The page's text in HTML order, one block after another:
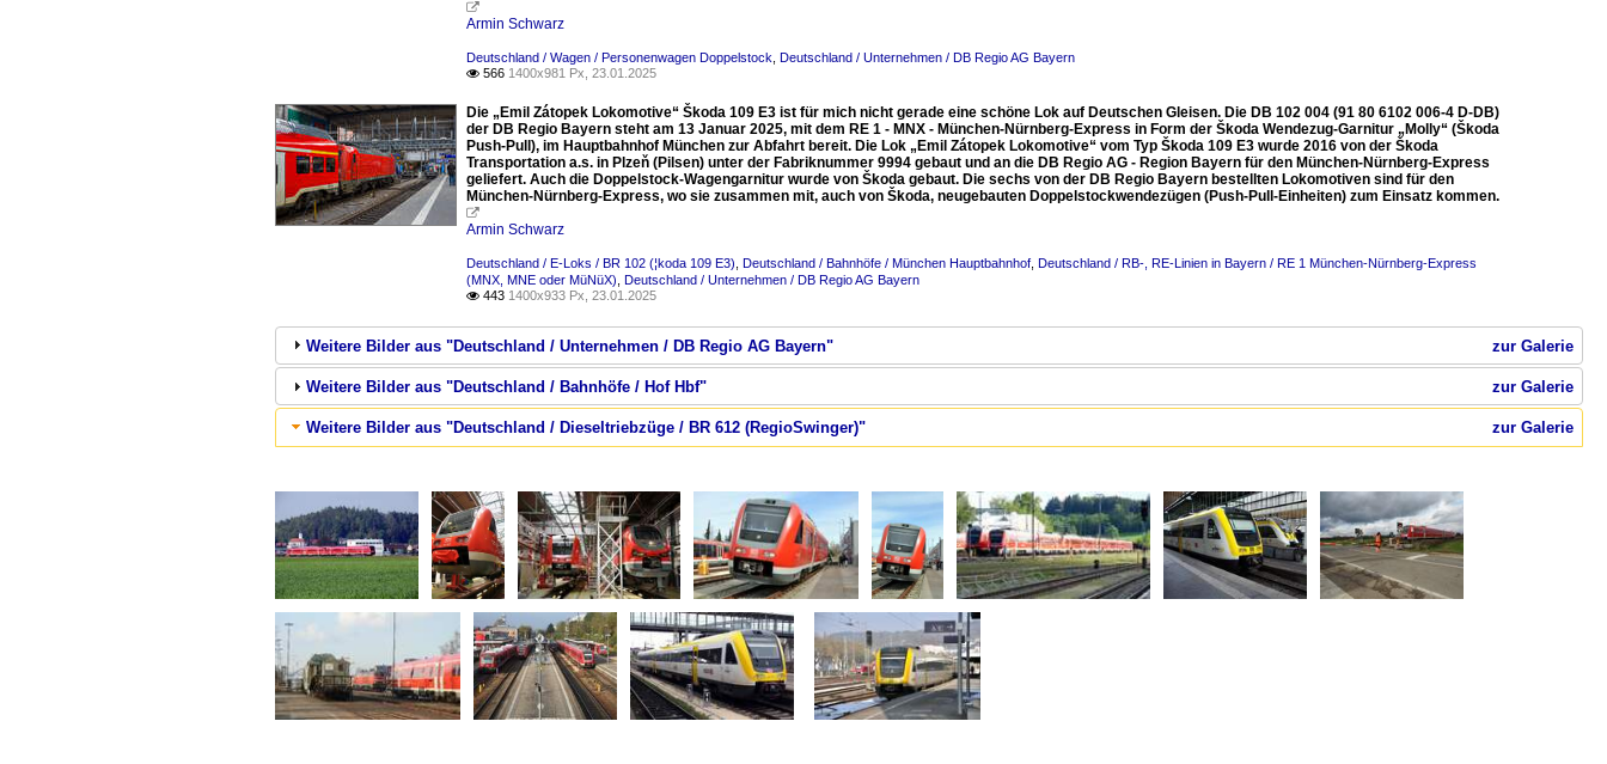

Armin Schwarz
Deutschland / Wagen / Personenwagen Doppelstock Deutschland / Unternehmen / DB Regio AG Bayern
 566 1400x981 Px, 23.01.2025
Die „Emil Zátopek Lokomotive“ Škoda 109 E3 ist für mich nicht gerade eine schöne Lok auf Deutschen Gleisen. Die DB 102 004 (91 80 6102 006-4 D-DB)
der DB Regio Bayern steht am 13 Januar 2025, mit dem RE 1 - MNX - München-Nürnberg-Express in Form der Škoda Wendezug-Garnitur „Molly“ (Škoda
Push-Pull), im Hauptbahnhof München zur Abfahrt bereit. Die Lok „Emil Zátopek Lokomotive“ vom Typ Škoda 109 E3 wurde 2016 von der Škoda
Transportation a.s. in Plzeň (Pilsen) unter der Fabriknummer 9994 gebaut und an die DB Regio AG - Region Bayern für den München-Nürnberg-Express
geliefert. Auch die Doppelstock-Wagengarnitur wurde von Škoda gebaut. Die sechs von der DB Regio Bayern bestellten Lokomotiven sind für den
München-Nürnberg-Express, wo sie zusammen mit, auch von Škoda, neugebauten Doppelstockwendezügen (Push-Pull-Einheiten) zum Einsatz kommen.

Armin Schwarz
Deutschland / E-Loks / BR 102 (¦koda 109 E3) Deutschland / Bahnhöfe / München Hauptbahnhof Deutschland / RB-, RE-Linien in Bayern / RE 1 München-Nürnberg-Express
(MNX, MNE oder MüNüX) Deutschland / Unternehmen / DB Regio AG Bayern
 443 1400x933 Px, 23.01.2025
zur Galerie
Weitere Bilder aus "Deutschland / Unternehmen / DB Regio AG Bayern"
zur Galerie
Weitere Bilder aus "Deutschland / Bahnhöfe / Hof Hbf"
zur Galerie
Weitere Bilder aus "Deutschland / Dieseltriebzüge / BR 612 (RegioSwinger)"